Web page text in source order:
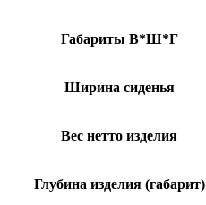
Габариты В*Ш*Г
Ширина сиденья
Вес нетто изделия
Глубина изделия (габарит)